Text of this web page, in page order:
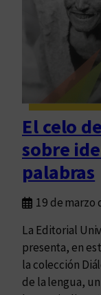
E
d
v
m
e
n
C
ó
d
o
b
a
r
i
e
A
d
i
á
N
.
B
r
El celo
sobre
palabras
19 de marzo
La Editorial
presenta, en
la colección
de la lengua,